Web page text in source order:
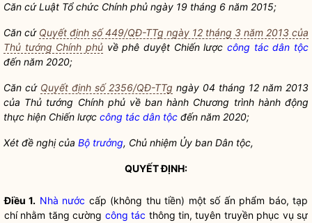
Căn cứ Luật Tổ chức Chính phủ ngày 19 tháng 6 năm 2015;
Căn cứ Quyết định số 449/QĐ-TTg ngày 12 tháng 3 năm 2013 của
Thủ tướng Chính phủ về phê duyệt Chiến lược công tác dân tộc
đến năm 2020;
Căn cứ Quyết định số 2356/QĐ-TTg ngày 04 tháng 12 năm 2013
của Thủ tướng Chính phủ về ban hành Chương trình hành động
thực hiện Chiến lược công tác dân tộc đến năm 2020;
Xét đề nghị của Bộ trưởng, Chủ nhiệm Ủy ban Dân tộc,
QUYẾT ĐỊNH:
Điều 1. Nhà nước cấp (không thu tiền) một số ấn phẩm báo, tạp
chí nhằm tăng cường công tác thông tin, tuyên truyền phục vụ sự